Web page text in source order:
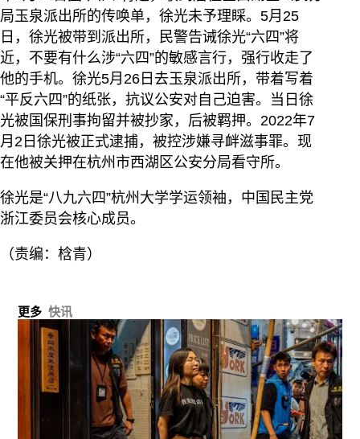
局玉泉派出所的传唤单，徐光未予理睬。5月25
日，徐光被带到派出所，民警告诫徐光“六四”将
近，不要有什么涉“六四”的敏感言行，强行收走了
他的手机。徐光5月26日去玉泉派出所，带着写着
“平反六四”的纸张，抗议公安对自己迫害。当日徐
光被国保刑事拘留并被抄家，后被羁押。2022年7
月2日徐光被正式逮捕，被控涉嫌寻衅滋事罪。现
在他被关押在杭州市西湖区公安分局看守所。
徐光是“八九六四”杭州大学学运领袖，中国民主党
浙江委员会核心成员。
（责编：梒青）
更多 快讯